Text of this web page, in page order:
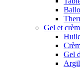
Gel et
Gel